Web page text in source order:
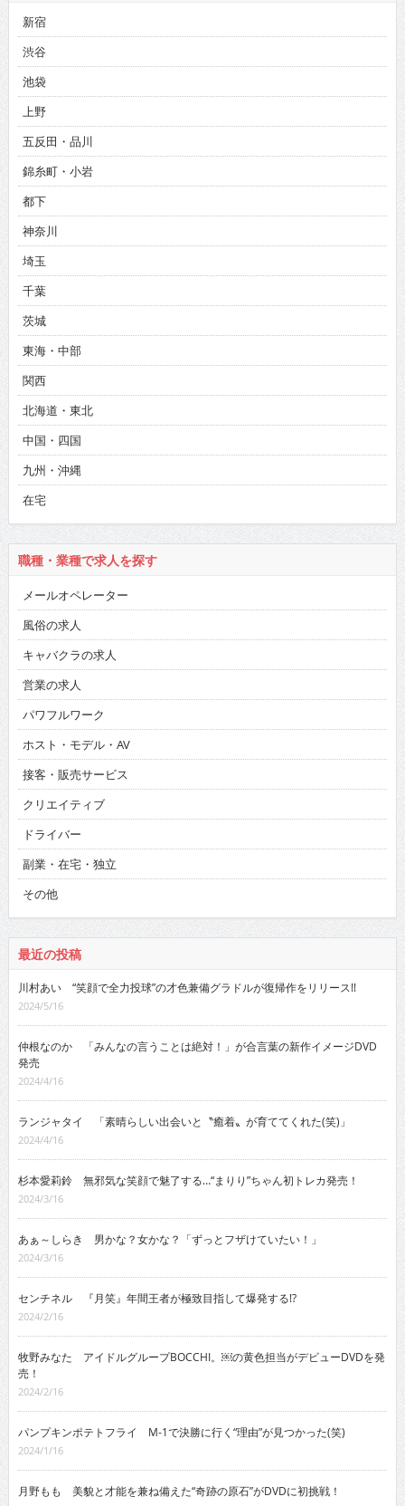
新宿
渋谷
池袋
上野
五反田・品川
錦糸町・小岩
都下
神奈川
埼玉
千葉
茨城
東海・中部
関西
北海道・東北
中国・四国
九州・沖縄
在宅
職種・業種で求人を探す
メールオペレーター
風俗の求人
キャバクラの求人
営業の求人
パワフルワーク
ホスト・モデル・AV
接客・販売サービス
クリエイティブ
ドライバー
副業・在宅・独立
その他
最近の投稿
川村あい “笑顔で全力投球”の才色兼備グラドルが復帰作をリリース!!
2024/5/16
仲根なのか 「みんなの言うことは絶対！」が合言葉の新作イメージDVD
発売
2024/4/16
ランジャタイ 「素晴らしい出会いと〝癒着〟が育ててくれた(笑)」
2024/4/16
杉本愛莉鈴 無邪気な笑顔で魅了する…“まりり”ちゃん初トレカ発売！
2024/3/16
あぁ～しらき 男かな？女かな？「ずっとフザけていたい！」
2024/3/16
センチネル 『月笑』年間王者が極致目指して爆発する!?
2024/2/16
牧野みなた アイドルグループBOCCHI。￼の黄色担当がデビューDVDを発
売！
2024/2/16
パンプキンポテトフライ M-1で決勝に行く“理由”が見つかった(笑)
2024/1/16
月野もも 美貌と才能を兼ね備えた“奇跡の原石”がDVDに初挑戦！